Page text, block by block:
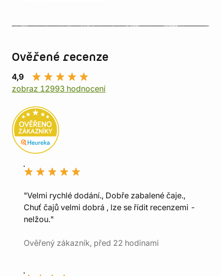
Ověřené recenze
4,9
zobraz 12993 hodnocení
"Velmi rychlé dodání., Dobře zabalené čaje.,
Chuť čajů velmi dobrá , lze se řídit recenzemi -
nelžou."
Ověřený zákazník, před 22 hodinami